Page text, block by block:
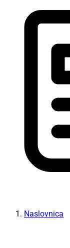
Naslovnica